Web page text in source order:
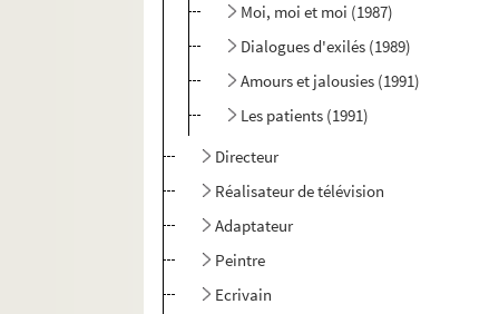
Moi, moi et moi (1987)
Dialogues d'exilés (1989)
Amours et jalousies (1991)
Les patients (1991)
Directeur
Réalisateur de télévision
Adaptateur
Peintre
Ecrivain